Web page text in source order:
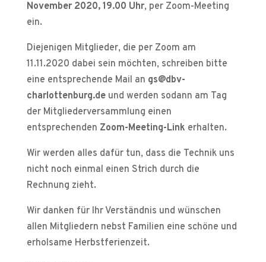
November 2020, 19.00 Uhr, per Zoom-Meeting
ein.
Diejenigen Mitglieder, die per Zoom am
11.11.2020 dabei sein möchten, schreiben bitte
eine entsprechende Mail an gs@dbv-
charlottenburg.deund werden sodann am Tag
der Mitgliederversammlung einen
entsprechenden Zoom-Meeting-Link erhalten.
Wir werden alles dafür tun, dass die Technik uns
nicht noch einmal einen Strich durch die
Rechnung zieht.
Wir danken für Ihr Verständnis und wünschen
allen Mitgliedern nebst Familien eine schöne und
erholsame Herbstferienzeit.